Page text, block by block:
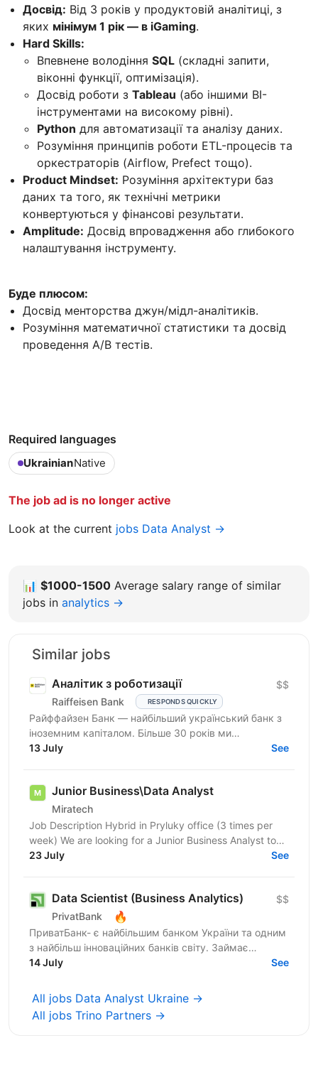
Досвід: Від 3 років у продуктовій аналітиці, з
яких мінімум 1 рік — в iGaming.
Hard Skills:
Впевнене володіння SQL (складні запити,
віконні функції, оптимізація).
Досвід роботи з Tableau (або іншими BI-
інструментами на високому рівні).
Python для автоматизації та аналізу даних.
Розуміння принципів роботи ETL-процесів та
оркестраторів (Airflow, Prefect тощо).
Product Mindset: Розуміння архітектури баз
даних та того, як технічні метрики
конвертуються у фінансові результати.
Amplitude: Досвід впровадження або глибокого
налаштування інструменту.
Буде плюсом:
Досвід менторства джун/мідл-аналітиків.
Розуміння математичної статистики та досвід
проведення A/B тестів.
Required languages
UkrainianNative
The job ad is no longer active
Look at the current jobs Data Analyst →
📊 $1000-1500 Average salary range of similar
jobs in analytics →
Similar jobs
Аналітик з роботизації
Raiffeisen Bank RESPONDS QUICKLY
$$
Райффайзен Банк — найбільший український банк з
іноземним капіталом. Більше 30 років ми
створюємо та вибудовуємо банківську систему
13 July See
Junior Business\Data Analyst
Miratech
Job Description Hybrid in Pryluky office (3 times per
week) We are looking for a Junior Business Analyst to
support the client team in identifying business...
23 July See
Data Scientist (Business Analytics)
PrivatBank 🔥
$$
ПриватБанк- є найбільшим банком України та одним
з найбільш інноваційних банків світу. Займає
лідируючі позиції за всіма фінансовими показниками
14 July See
All jobs Data Analyst Ukraine →
All jobs Trino Partners →